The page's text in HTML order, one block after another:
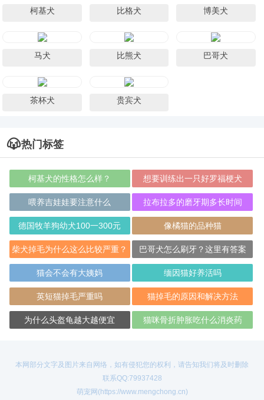
柯基犬 比格犬 博美犬
马犬 比熊犬 巴哥犬
茶杯犬 贵宾犬
热门标签
柯基犬的性格怎么样？ 想要训练出一只好罗福梗犬
喂养吉娃娃要注意什么 拉布拉多的磨牙期多长时间
德国牧羊狗幼犬100一300元 像橘猫的品种猫
柴犬掉毛为什么这么比较严重？ 巴哥犬怎么刷牙？这里有答案
猫会不会有大姨妈 缅因猫好养活吗
英短猫掉毛严重吗 猫掉毛的原因和解决方法
为什么头盔龟越大越便宜 猫咪骨折肿胀吃什么消炎药
本网部分文字及图片来自网络，如有侵犯您的权利，请告知我们将及时删除
联系QQ:79937428
萌宠网(https://www.mengchong.cn)